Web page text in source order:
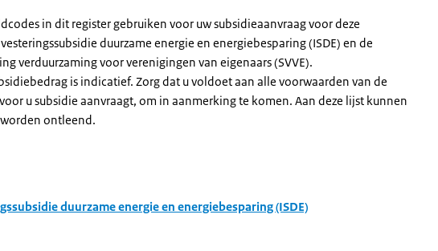
in dit register gebruiken voor uw subsidieaanvraag voor deze
duurzame energie en energiebesparing (ISDE) en de
verduurzaming voor verenigingen van eigenaars (SVVE).
is indicatief. Zorg dat u voldoet aan alle voorwaarden van de
u subsidie aanvraagt, om in aanmerking te komen. Aan deze lijst kunnen
ontleend.
duurzame energie en energiebesparing (ISDE)